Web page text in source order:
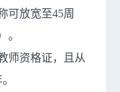
可放宽至45周
。
师资格证，且从